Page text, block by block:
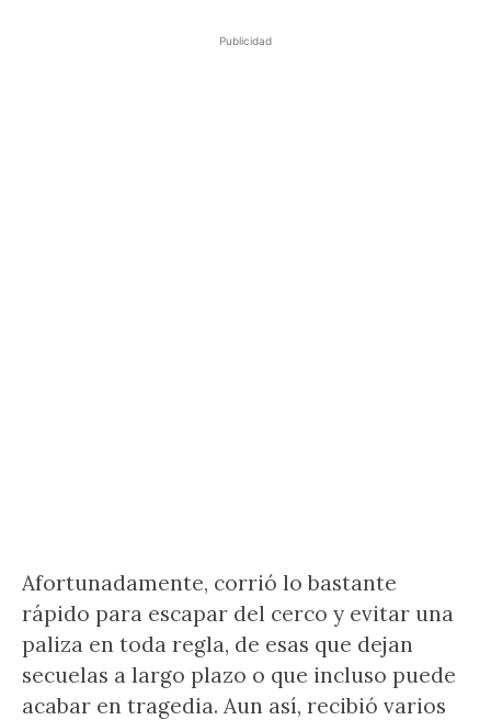
Publicidad
Afortunadamente, corrió lo bastante
rápido para escapar del cerco y evitar una
paliza en toda regla, de esas que dejan
secuelas a largo plazo o que incluso puede
acabar en tragedia. Aun así, recibió varios